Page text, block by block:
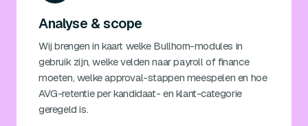
Analyse & scope
Wij brengen in kaart welke Bullhorn-modules in
gebruik zijn, welke velden naar payroll of finance
moeten, welke approval-stappen meespelen en hoe
AVG-retentie per kandidaat- en klant-categorie
geregeld is.